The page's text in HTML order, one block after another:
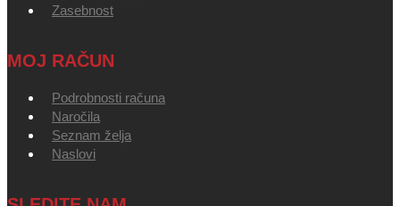
Zasebnost
MOJ RAČUN
Podrobnosti računa
Naročila
Seznam želja
Naslovi